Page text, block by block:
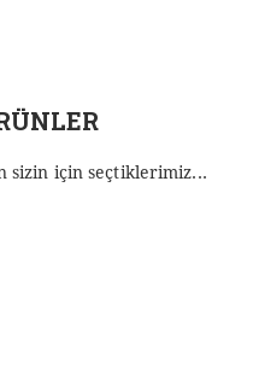
sizin için seçtiklerimiz...